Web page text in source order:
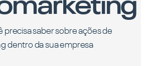
precisa saber sobre ações de
dentro da sua empresa